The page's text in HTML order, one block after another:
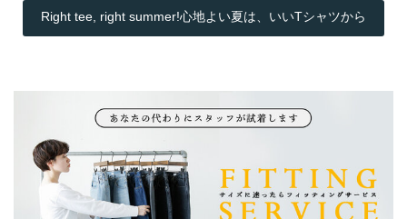
Right tee, right summer!心地よい夏は、いいTシャツから